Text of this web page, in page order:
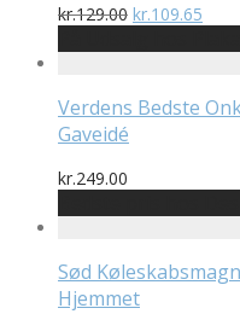
kr.129.00 Den
pris
kr.129.00.
kr.109.65
pris
Verdens Bedste
Gaveidé
kr.249.00
Sød
Hjemmet